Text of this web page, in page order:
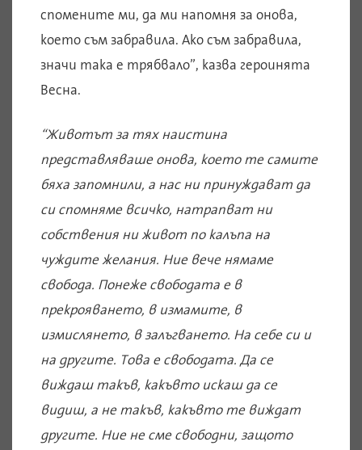
спомените ми, да ми напомня за онова,
което съм забравила. Ако съм забравила,
значи така е трябвало”, казва героинята
Весна.
“Животът за тях наистина
представляваше онова, което те самите
бяха запомнили, а нас ни принуждават да
си спомняме всичко, натрапват ни
собствения ни живот по калъпа на
чуждите желания. Ние вече нямаме
свобода. Понеже свободата е в
прекрояването, в измамите, в
измислянето, в залъгването. На себе си и
на другите. Това е свободата. Да се
виждаш такъв, какъвто искаш да се
видиш, а не такъв, какъвто те виждат
другите. Ние не сме свободни, защото